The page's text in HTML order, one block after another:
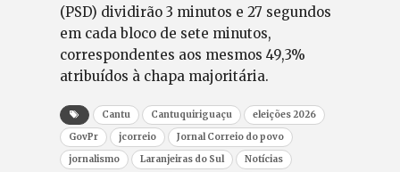
(PSD) dividirão 3 minutos e 27 segundos
em cada bloco de sete minutos,
correspondentes aos mesmos 49,3%
atribuídos à chapa majoritária.
Cantu Cantuquiriguaçu
eleições 2026
GovPr
jcorreio
Jornal Correio do povo
jornalismo
Laranjeiras do Sul
Notícias